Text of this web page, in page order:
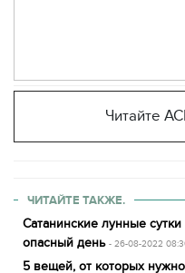
Читайте
ЧИТАЙТЕ ТАКЖЕ.
Сатанинские лунные
опасный день - 26-08-2022
5 вещей, от которых